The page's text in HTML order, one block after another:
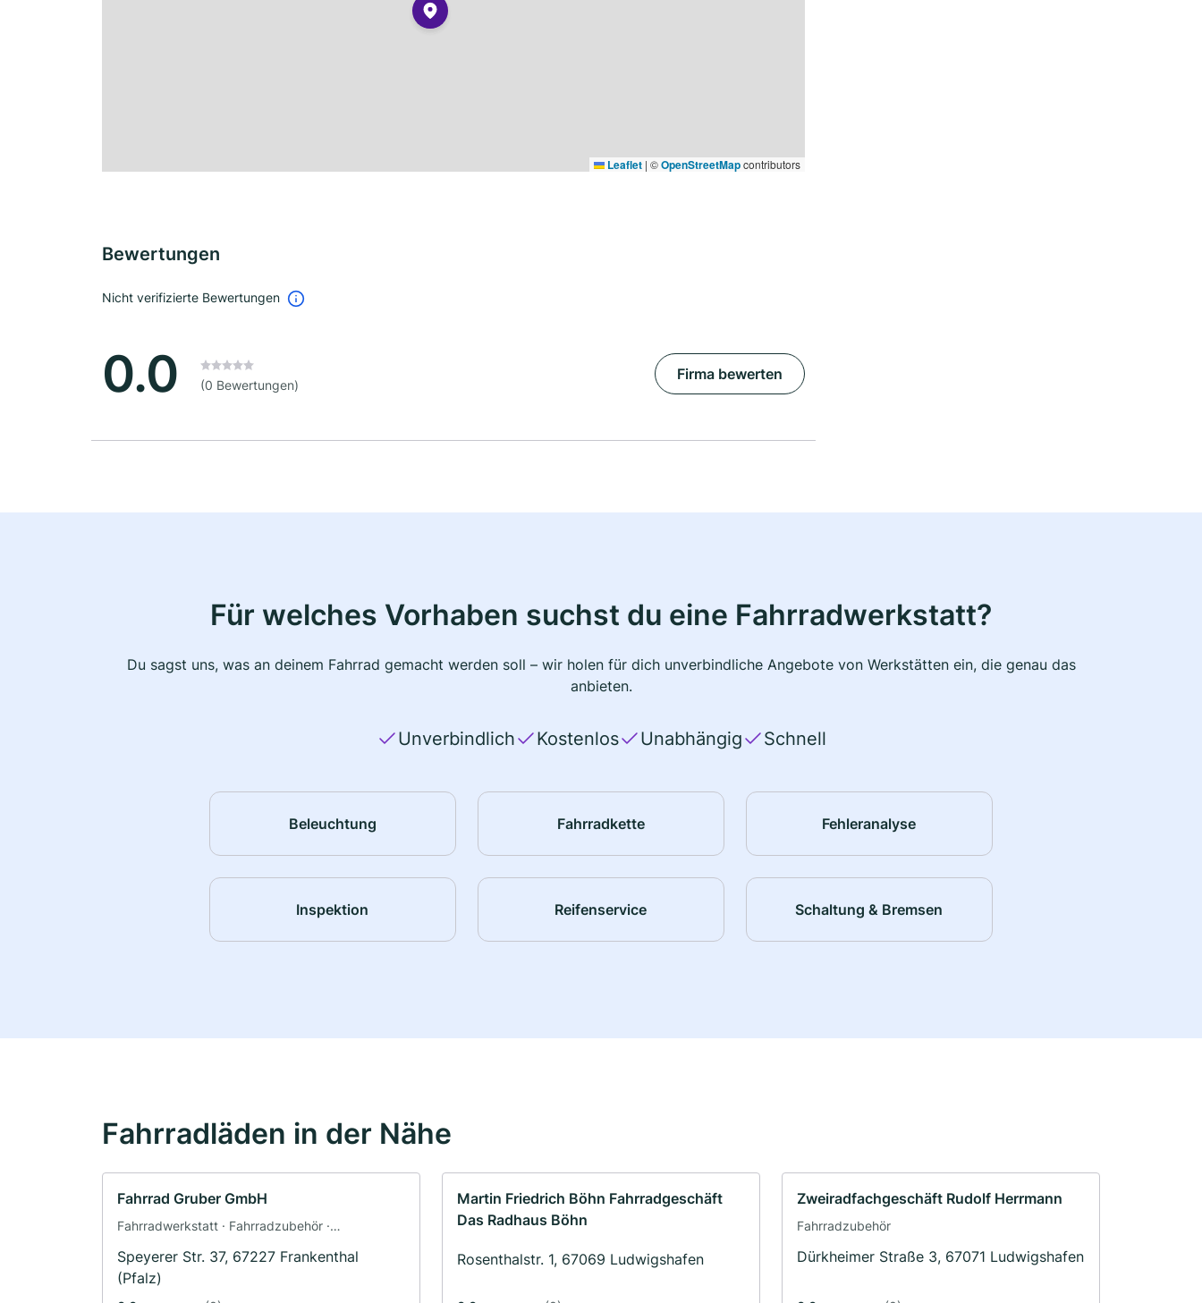
Leaflet | ©OpenStreetMapcontributors
Bewertungen
Nicht verifizierte Bewertungen
0.0 (0 Bewertungen)
Firma bewerten
Für welches Vorhaben suchst du eine Fahrradwerkstatt?
Du sagst uns, was an deinem Fahrrad gemacht werden soll – wir holen für dich unverbindliche Angebote von Werkstätten ein, die genau das
anbieten.
Unverbindlich Kostenlos Unabhängig Schnell
Beleuchtung Fahrradkette Fehleranalyse
Inspektion Reifenservice Schaltung & Bremsen
Fahrradläden in der Nähe
Fahrrad Gruber GmbH
Fahrradwerkstatt · Fahrradzubehör ·
Speyerer Str. 37, 67227 Frankenthal
(Pfalz)
Martin Friedrich Böhn Fahrradgeschäft
Das Radhaus Böhn
Rosenthalstr. 1, 67069 Ludwigshafen
Zweiradfachgeschäft Rudolf Herrmann
Fahrradzubehör
Dürkheimer Straße 3, 67071 Ludwigshafen